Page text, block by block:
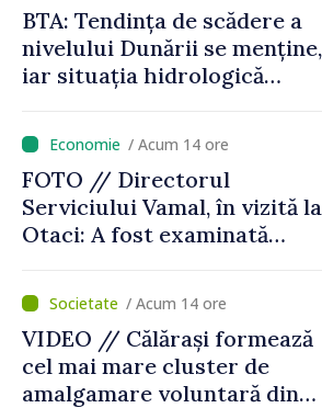
BTA: Tendința de scădere a
nivelului Dunării se menține,
iar situația hidrologică
/ Acum 14 ore
FOTO // Directorul
Serviciului Vamal, în vizită la
Otaci: A fost examinată
control vamal cu un scanner
performant/ Acum 14 ore
VIDEO // Călărași formează
cel mai mare cluster de
amalgamare voluntară din